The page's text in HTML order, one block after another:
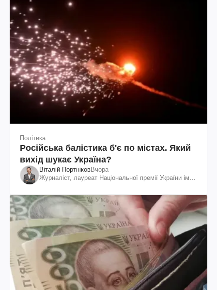
Політика
Російська балістика б'є по містах. Який
вихід шукає Україна?
Віталій ПортніковВчора
Журналіст, лауреат Національної премії України ім.